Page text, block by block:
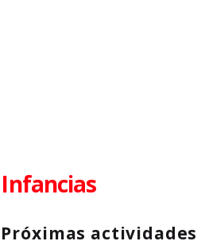
Infancias
Próximas actividades